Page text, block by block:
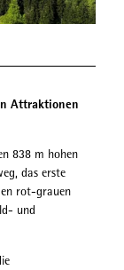
Attraktionen
838 m hohen
das erste
rot-grauen
und